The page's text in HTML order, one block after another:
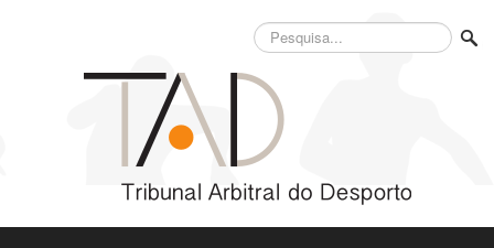
Pesquisa...